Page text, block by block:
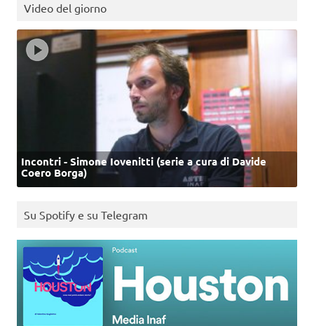
Video del giorno
Incontri - Simone Iovenitti (serie a cura di Davide
Coero Borga)
Su Spotify e su Telegram